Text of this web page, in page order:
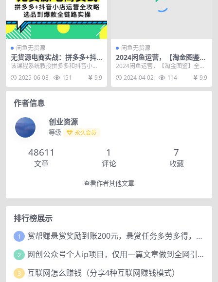
闲鱼无货源
无货源电商实战：拼多多+抖
音小店运营全攻略，选品到爆
该课程系统教授拼多多和抖音小店
无货源开店的全套运营方法，涵盖
选品策略、店铺基础搭...
2025-06-08 151 9.9
闲鱼无货源
2024闲鱼运营，【淘金图鉴】
全解版
2024闲鱼运营，【淘金图鉴】全解
版，含15节系统性课程和配套资
料，可下载观看 ...
2024-04-02 114 9.9
作者信息
创业资源
等级 永久会员
48611
文章
1
评论
7
收藏
查看作者其他文章
排行榜展示
1 赏帮赚悬赏奖励到账200元，悬赏任务多劳多得，人人可做。
2 网创公众号个人ip项目，仅用一篇文章做到全网引流！
3 互联网怎么赚钱（分享4种互联网赚钱模式）